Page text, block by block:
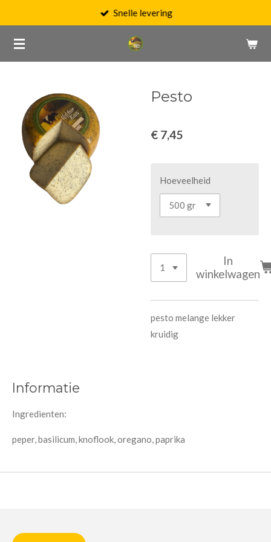
naar
de
Snelle levering
Pesto
€ 7,45
Hoeveelheid
In
winkelwagen
pesto melange lekker
kruidig
Informatie
Ingredienten:
peper, basilicum, knoflook, oregano, paprika